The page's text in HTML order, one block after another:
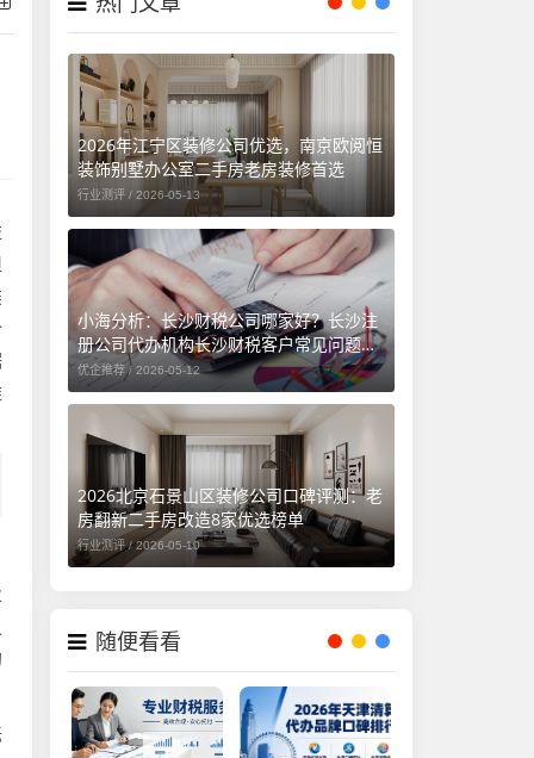
2026年江宁区装修公司优选，南京欧阅恒
装饰别墅办公室二手房老房装修首选
行业测评 / 2026-05-13
小海分析：长沙财税公司哪家好？长沙注
册公司代办机构长沙财税客户常见问题汇
总（长沙勤和财务专属解答）
优企推荐 / 2026-05-12
2026北京石景山区装修公司口碑评测：老
房翻新二手房改造8家优选榜单
行业测评 /2026-05-10
随便看看